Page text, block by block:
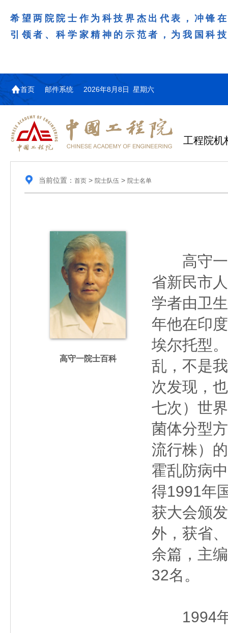
希望两院院士作为科技界杰出代表，冲锋
引领者、科学家精神的示范者，为我国科
首页 邮件系统 2026年8月8日 星期六
工程院机
当前位置： 首页> 院士队伍 > 院士名单
高守一院士百科
高守一
省新民市
学者由卫
年他在印
埃尔托型
乱，不是
次发现，
七次）世
菌体分型
流行株）
霍乱防病
得1991年
获大会颁
外，获省
余篇，主
32名。
1994年